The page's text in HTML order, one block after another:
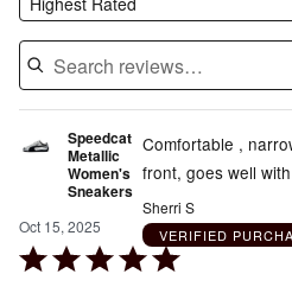
Speedcat
Metallic
Women's
Sneakers
Oct 15, 2025
Rated
Comfortable ,
front, goes well
Sherri S
VERIFIED